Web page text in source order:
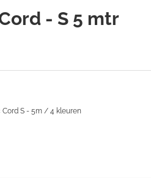
- S 5 mtr
Cord S - 5m / 4 kleuren